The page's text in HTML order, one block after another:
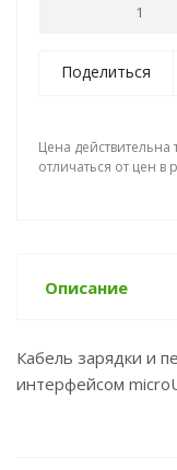
Поделиться
Цена
отличаться от цен
Описание
Кабель зарядки и
интерфейсом